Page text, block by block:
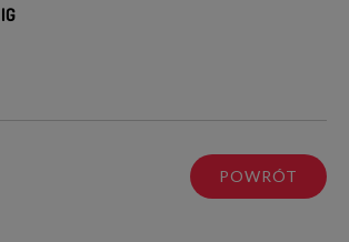
IG
POWRÓT